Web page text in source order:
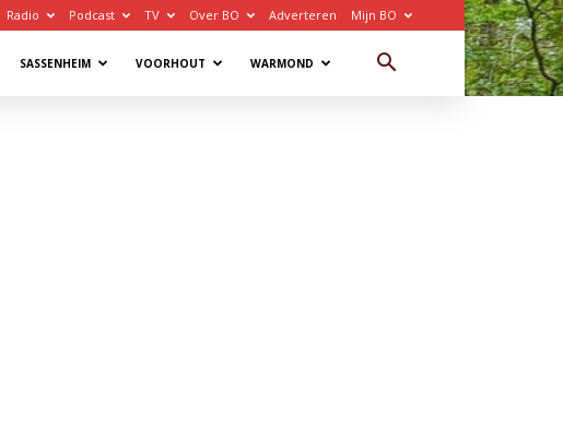
Radio Podcast TV Over BO Adverteren Mijn BO
SASSENHEIM VOORHOUT WARMOND